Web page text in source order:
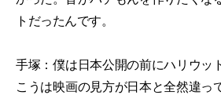
トだったんです。
手塚：僕は日本公開の前にハリウッ
こうは映画の見方が日本と全然違っ